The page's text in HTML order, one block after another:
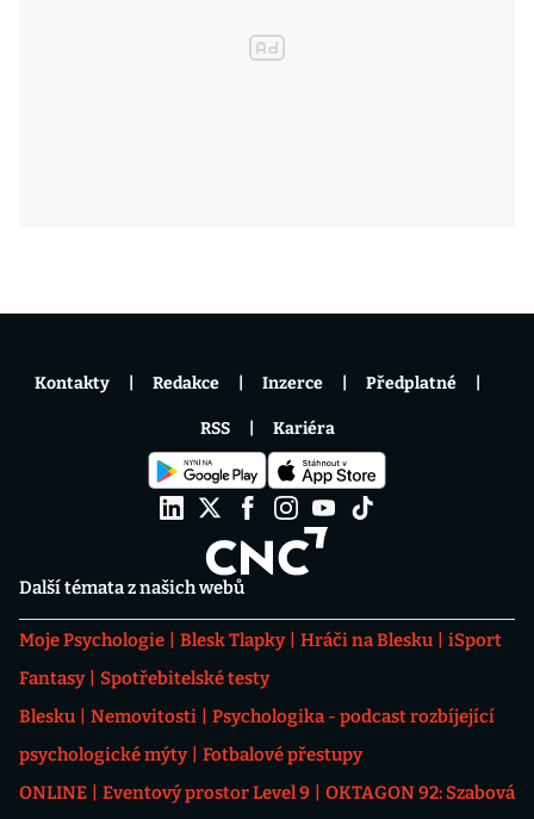
Další témata z našich webů
Moje Psychologie Blesk Tlapky Hráči na Blesku
iSport
Fantasy
Spotřebitelské testy
Blesku
Nemovitosti
Psychologika - podcast rozbíjející
psychologické mýty
Fotbalové přestupy
ONLINE
Eventový prostor Level 9
OKTAGON 92: Szabová
Kontakty Redakce Inzerce Předplatné
RSS Kariéra